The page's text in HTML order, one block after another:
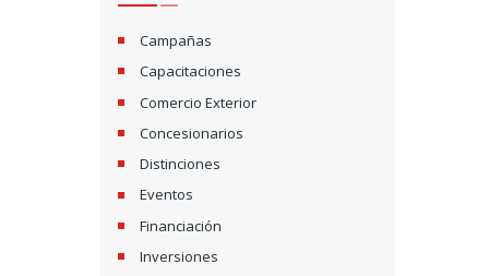
Campañas
Capacitaciones
Comercio Exterior
Concesionarios
Distinciones
Eventos
Financiación
Inversiones